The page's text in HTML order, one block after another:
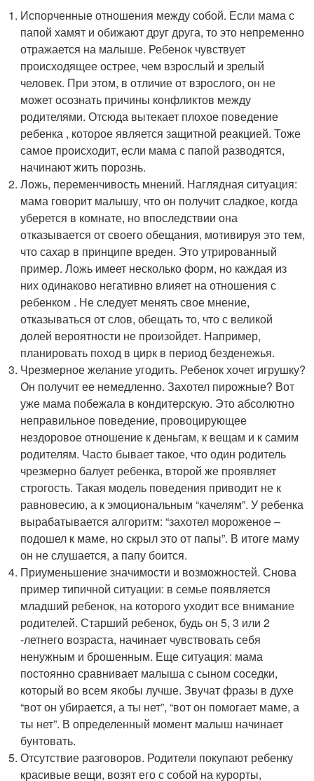
Испорченные отношения между собой. Если мама с
папой хамят и обижают друг друга, то это непременно
отражается на малыше. Ребенок чувствует
происходящее острее, чем взрослый и зрелый
человек. При этом, в отличие от взрослого, он не
может осознать причины конфликтов между
родителями. Отсюда вытекает плохое поведение
ребенка , которое является защитной реакцией. Тоже
самое происходит, если мама с папой разводятся,
начинают жить порознь.
Ложь, переменчивость мнений. Наглядная ситуация:
мама говорит малышу, что он получит сладкое, когда
уберется в комнате, но впоследствии она
отказывается от своего обещания, мотивируя это тем,
что сахар в принципе вреден. Это утрированный
пример. Ложь имеет несколько форм, но каждая из
них одинаково негативно влияет на отношения с
ребенком . Не следует менять свое мнение,
отказываться от слов, обещать то, что с великой
долей вероятности не произойдет. Например,
планировать поход в цирк в период безденежья.
Чрезмерное желание угодить. Ребенок хочет игрушку?
Он получит ее немедленно. Захотел пирожные? Вот
уже мама побежала в кондитерскую. Это абсолютно
неправильное поведение, провоцирующее
нездоровое отношение к деньгам, к вещам и к самим
родителям. Часто бывает такое, что один родитель
чрезмерно балует ребенка, второй же проявляет
строгость. Такая модель поведения приводит не к
равновесию, а к эмоциональным “качелям”. У ребенка
вырабатывается алгоритм: “захотел мороженое –
подошел к маме, но скрыл это от папы”. В итоге маму
он не слушается, а папу боится.
Приуменьшение значимости и возможностей. Снова
пример типичной ситуации: в семье появляется
младший ребенок, на которого уходит все внимание
родителей. Старший ребенок, будь он 5, 3 или 2
-летнего возраста, начинает чувствовать себя
ненужным и брошенным. Еще ситуация: мама
постоянно сравнивает малыша с сыном соседки,
который во всем якобы лучше. Звучат фразы в духе
“вот он убирается, а ты нет”, “вот он помогает маме, а
ты нет”. В определенный момент малыш начинает
бунтовать.
Отсутствие разговоров. Родители покупают ребенку
красивые вещи, возят его с собой на курорты,